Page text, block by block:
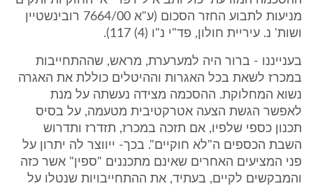
מניעות לתבוע החזר הסכום (ע"א 7664/00 רובינשטיין
ושות' נ. עיריית חולון, פד"י נ"ו (4) 117).
בענייננו - ברור היה למערערת, מראש, שההתחייבות
במכרז לשאת בכל האגרות וההיטלים כוללת את האגרה
נשוא המחלוקת. ההסכמה מצידה נעשתה על מנת
לאפשר הגשת הצעה אטרקטיבית מטעמה, על בסיס
תכנון כספי שלפיו, אם תזכה במכרז, תזדרז ותדרוש
השבת הכספים ה"לא חוקיים". בכך- ייווצר לה יתרון על
פני המציעים האחרים שאינם מתכננים "ספין" אשר כזה
והמבקשים לקיים, בעתיד, את ההתחייבויות שנטלו על